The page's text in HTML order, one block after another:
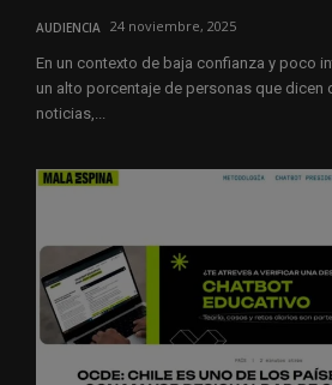
AUDIENCIA 24 noviembre, 2025
En un contexto de baja confianza y poco
un alto porcentaje de personas que dicen
noticias,...